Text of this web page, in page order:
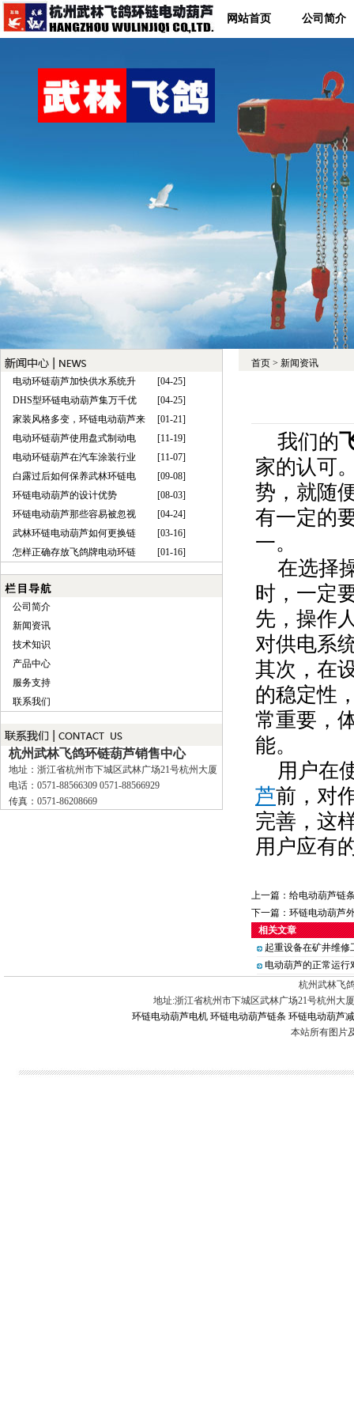
网站首页 公司简介
电动环链葫芦加快供水系统升
[04-25]
DHS型环链电动葫芦集万千优
[04-25]
家装风格多变，环链电动葫芦来
[01-21]
电动环链葫芦使用盘式制动电
[11-19]
电动环链葫芦在汽车涂装行业
[11-07]
白露过后如何保养武林环链电
[09-08]
环链电动葫芦的设计优势
[08-03]
环链电动葫芦那些容易被忽视
[04-24]
武林环链电动葫芦如何更换链
[03-16]
怎样正确存放飞鸽牌电动环链
[01-16]
公司简介
新闻资讯
技术知识
产品中心
服务支持
联系我们
杭州武林飞鸽环链葫芦销售中心
地址：浙江省杭州市下城区武林广场21号杭州大厦
电话：0571-88566309 0571-88566929
传真：0571-86208669
首页 > 新闻资讯
我们的
家的认可
势，就随
有一定的
一。
在选择
时，一定
先，操作
对供电系
其次，在
的稳定性
常重要，
能。
用户在
芦前，对
完善，这
用户应有
上一篇： 给电动葫芦链
下一篇： 环链电动葫芦
相关文章
起重设备在矿井维修
电动葫芦的正常运行
杭州武林飞
地址:浙江省杭州市下城区武林广场21号杭州大厦
环链电动葫芦电机 环链电动葫芦链条 环链电动葫芦
本站所有图片